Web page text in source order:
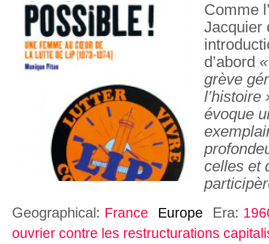
Comme
Jacquier
d’abord
grève
l’histoire
évoque
celles et
Geographical: France Europe Era:
ouvrier contre les restructurations